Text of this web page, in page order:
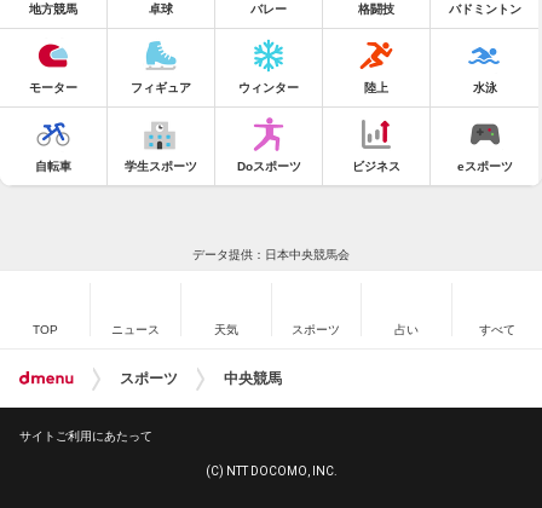
地方競馬 卓球 バレー 格闘技 バドミントン
モーター フィギュア ウィンター 陸上 水泳
自転車 学生スポーツ Doスポーツ ビジネス eスポーツ
データ提供：日本中央競馬会
TOP ニュース 天気 スポーツ 占い すべて
スポーツ 中央競馬
サイトご利用にあたって
(C) NTT DOCOMO, INC.